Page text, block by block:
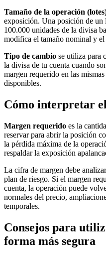
Tamaño de la operación
exposición. Una posición de un
100.000 unidades de la divisa
modifica el tamaño nominal y
Tipo de cambio se utiliza para
la divisa de tu cuenta cuando
margen requerido en las
disponibles.
Cómo interpretar
Margen requerido es la
reservar para abrir la posición
la pérdida máxima de la
respaldar la exposición
La cifra de margen debe
plan de riesgo. Si el margen
cuenta, la operación puede
normales del precio,
temporales.
Consejos para
forma más segura